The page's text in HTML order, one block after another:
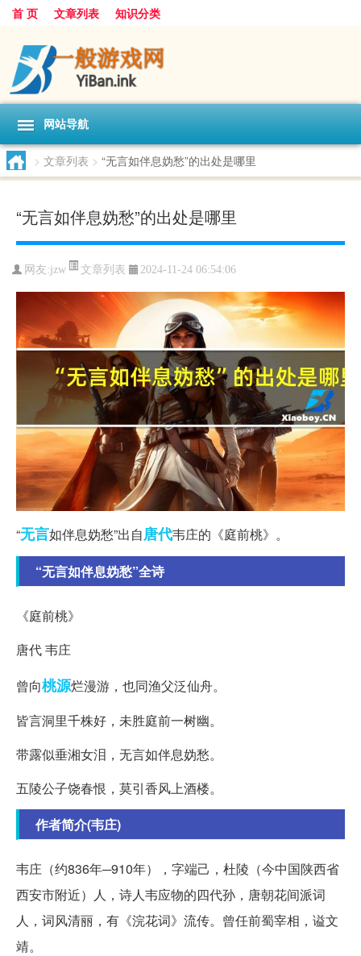
首 页 文章列表 知识分类
网站导航
> 文章列表 > “无言如伴息妫愁”的出处是哪里
“无言如伴息妫愁”的出处是哪里
网友:jzw 文章列表 2024-11-24 06:54:06
“无言如伴息妫愁”出自唐代韦庄的《庭前桃》。
“无言如伴息妫愁”全诗
《庭前桃》
唐代 韦庄
曾向桃源烂漫游，也同渔父泛仙舟。
皆言洞里千株好，未胜庭前一树幽。
带露似垂湘女泪，无言如伴息妫愁。
五陵公子饶春恨，莫引香风上酒楼。
作者简介(韦庄)
韦庄（约836年─910年），字端己，杜陵（今中国陕西省
西安市附近）人，诗人韦应物的四代孙，唐朝花间派词
人，词风清丽，有《浣花词》流传。曾任前蜀宰相，谥文
靖。